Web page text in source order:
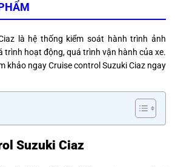
là hệ thống kiểm soát hành trình ảnh
trình hoạt động, quá trình vận hành của xe.
khảo ngay Cruise control Suzuki Ciaz ngay
Suzuki Ciaz